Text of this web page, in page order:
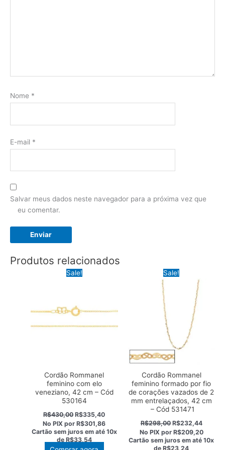
Nome *
E-mail *
Salvar meus dados neste navegador para a próxima vez que
eu comentar.
Produtos relacionados
Sale!
Cordão Rommanel
feminino com elo
veneziano, 42 cm – Cód
530164
R$430,00O
preço
original
era:
R$430,00.
R$335,40O
preço
atual
é:
R$335,40.
No PIX porR$301,86
Cartão sem juros em até 10x
deR$33,54
Sale!
Cordão Rommanel
feminino formado por fio
de corações vazados de 2
mm entrelaçados, 42 cm
– Cód 531471
R$298,00 O
preço
original
era:
R$232,44O
preço
atual
é:
No PIX por R$209,20
Cartão sem juros em até10x
de R$23,24